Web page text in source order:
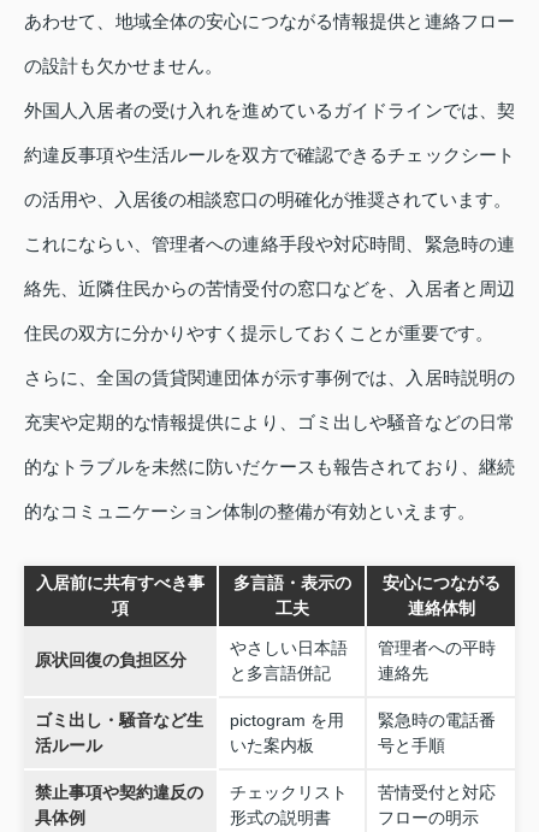
あわせて、地域全体の安心につながる情報提供と連絡フロー
の設計も欠かせません。
外国人入居者の受け入れを進めているガイドラインでは、契
約違反事項や生活ルールを双方で確認できるチェックシート
の活用や、入居後の相談窓口の明確化が推奨されています。
これにならい、管理者への連絡手段や対応時間、緊急時の連
絡先、近隣住民からの苦情受付の窓口などを、入居者と周辺
住民の双方に分かりやすく提示しておくことが重要です。
さらに、全国の賃貸関連団体が示す事例では、入居時説明の
充実や定期的な情報提供により、ゴミ出しや騒音などの日常
的なトラブルを未然に防いだケースも報告されており、継続
的なコミュニケーション体制の整備が有効といえます。
入居前に共有すべき事
項
多言語・表示の
工夫
安心につながる
連絡体制
原状回復の負担区分
やさしい日本語
と多言語併記
管理者への平時
連絡先
ゴミ出し・騒音など生
活ルール
pictogram を用
いた案内板
緊急時の電話番
号と手順
禁止事項や契約違反の
具体例
チェックリスト
形式の説明書
苦情受付と対応
フローの明示